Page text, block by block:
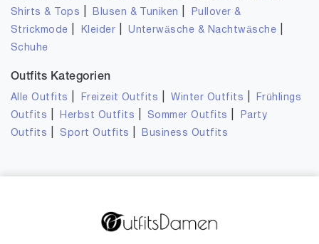
Shirts & Tops Blusen & Tuniken
Pullover &
Strickmode
Kleider |Unterwäsche & Nachtwäsche
Schuhe
Outfits Kategorien
Alle Outfits Freizeit Outfits |Winter Outfits
Frühlings
Outfits
Herbst Outfits Sommer Outfits
Party
Outfits
Sport Outfits Business Outfits